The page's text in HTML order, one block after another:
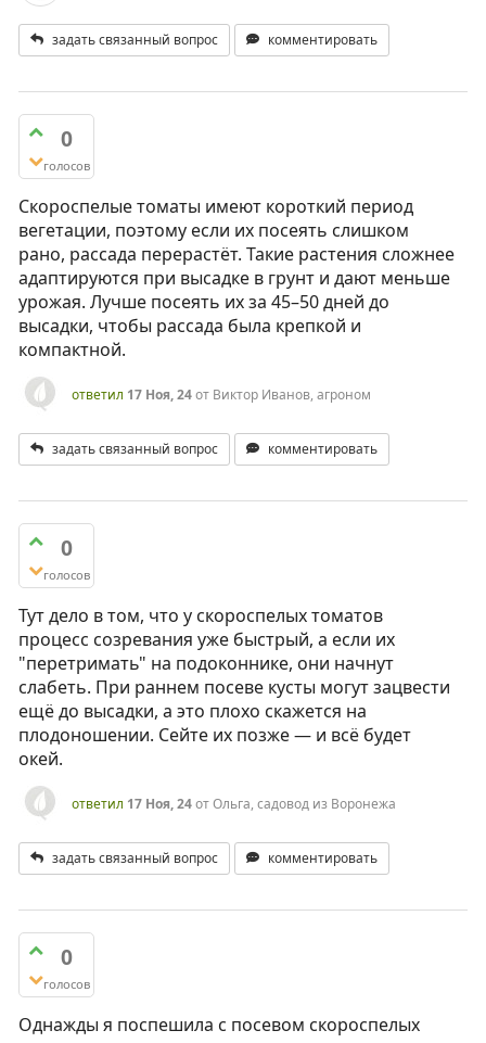
задать связанный вопрос комментировать
0
голосов
Скороспелые томаты имеют короткий период
вегетации, поэтому если их посеять слишком
рано, рассада перерастёт. Такие растения сложнее
адаптируются при высадке в грунт и дают меньше
урожая. Лучше посеять их за 45–50 дней до
высадки, чтобы рассада была крепкой и
компактной.
ответил 17 Ноя, 24от Виктор Иванов, агроном
задать связанный вопрос комментировать
0
голосов
Тут дело в том, что у скороспелых томатов
процесс созревания уже быстрый, а если их
"перетримать" на подоконнике, они начнут
слабеть. При раннем посеве кусты могут зацвести
ещё до высадки, а это плохо скажется на
плодоношении. Сейте их позже — и всё будет
окей.
ответил 17 Ноя, 24отОльга, садовод из Воронежа
задать связанный вопрос комментировать
0
голосов
Однажды я поспешила с посевом скороспелых